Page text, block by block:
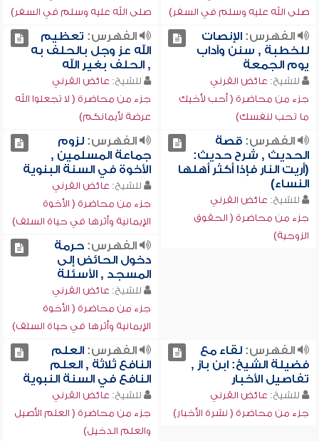
صلى الله عليه وسلم في السفر)
صلى الله عليه وسلم في السفر)
الفهرس:الإنصات
للخطبة , سنن وآداب
يوم الجمعة
للشيخ: عائض القرني
جزء من محاضرة ( أحب لأخيك
ما تحب لنفسك)
الفهرس: تعظيم
الله عز وجل بالحلف به
, الحلف بغير الله
للشيخ: عائض القرني
جزء من محاضرة ( لا تجعلوا الله
عرضة لأيمانكم)
الفهرس:قصة
الحديث , شرح حديث:
(أريت النار فإذا أكثر أهلها
النساء)
للشيخ: عائض القرني
جزء من محاضرة ( الحقوق
الزوجية)
الفهرس:لزوم
جماعة المسلمين ,
الأخوة في السنة البنوية
للشيخ: عائض القرني
جزء من محاضرة ( الأخوة
الإيمانية وأثرها في حياة السلف)
الفهرس:حرمة
دخول الحائض إلى
المسجد , الأسئلة
للشيخ: عائض القرني
جزء من محاضرة ( الأخوة
الإيمانية وأثرها في حياة السلف)
الفهرس:لقاء مع
فضيلة الشيخ: ابن باز ,
تفاصيل الأخبار
للشيخ: عائض القرني
جزء من محاضرة ( نشرة الأخبار)
الفهرس:العلم
النافع ثلاثة , العلم
النافع في السنة النبوية
للشيخ: عائض القرني
جزء من محاضرة ( العلم الأصيل
والعلم الدخيل)